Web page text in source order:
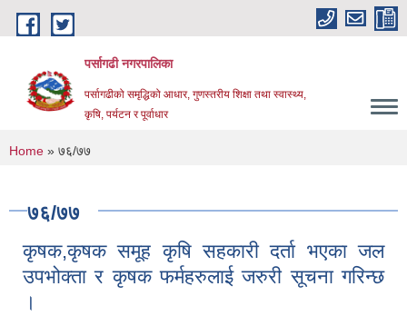
Skip to main content
पर्सागढी नगरपालिका
पर्सागढीको समृद्धिको आधार, गुणस्तरीय शिक्षा तथा स्वास्थ्य,
कृषि, पर्यटन र पूर्वाधार
You are here
Home » ७६/७७
७६/७७
कृषक,कृषक समूह कृषि सहकारी दर्ता भएका जल
उपभोक्ता र कृषक फर्महरुलाई जरुरी सूचना गरिन्छ
।